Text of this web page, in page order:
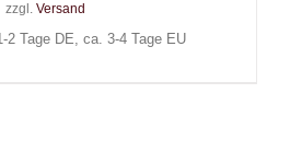
zzgl. Versand
2 Tage DE, ca. 3-4 Tage EU